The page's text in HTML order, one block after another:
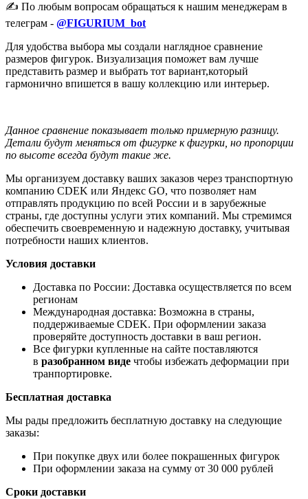
✍️ По любым вопросам обращаться к нашим менеджерам в
телеграм - @FIGURIUM_bot
Для удобства выбора мы создали наглядное сравнение
размеров фигурок. Визуализация поможет вам лучше
представить размер и выбрать тот вариант,который
гармонично впишется в вашу коллекцию или интерьер.
Данное сравнение показывает только примерную разницу.
Детали будут меняться от фигурке к фигурки, но пропорции
по высоте всегда будут такие же.
Мы организуем доставку ваших заказов через транспортную
компанию CDEK или Яндекс GO, что позволяет нам
отправлять продукцию по всей России и в зарубежные
страны, где доступны услуги этих компаний. Мы стремимся
обеспечить своевременную и надежную доставку, учитывая
потребности наших клиентов.
Условия доставки
Доставка по России: Доставка осуществляется по всем
регионам
Международная доставка: Возможна в страны,
поддерживаемые CDEK. При оформлении заказа
проверяйте доступность доставки в ваш регион.
Все фигурки купленные на сайте поставляются
в разобранном виде чтобы избежать деформации при
транпортировке.
Бесплатная доставка
Мы рады предложить бесплатную доставку на следующие
заказы:
При покупке двух или более покрашенных фигурок
При оформлении заказа на сумму от 30 000 рублей
Сроки доставки